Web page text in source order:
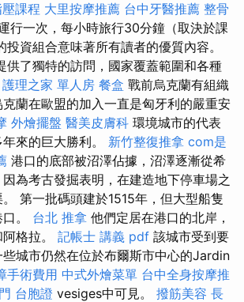
課程 大里按摩推薦 台中牙醫推薦 整骨
行一次，每小時旅行30分鐘（取決於課
資組合意味著所有讀者的優質內容。
供了獨特的訪問，國家覆蓋範圍和各種
護理之家 單人房 餐盒 戰前烏克蘭有組織
蘭在歐盟的加入一直是匈牙利的嚴重安
外燴擺盤 醫美皮膚科 環境城市的代表
來的巨大勝利。 新竹整復推拿 com是
港口的底部被沼澤佔據，沼澤逐漸從希
為考古發掘表明，在建造地下停車場之
第一批碼頭建於1515年，但大型船隻
。 台北 推拿 他們定居在港口的北岸，
格拉。 記帳士 講義 pdf 該城市受到要
城市仍然在位於布爾斯市中心的Jardin
手術費用 中式外燴菜單 台中全身按摩推
台胞證 vesiges中可見。 撥筋美容 長